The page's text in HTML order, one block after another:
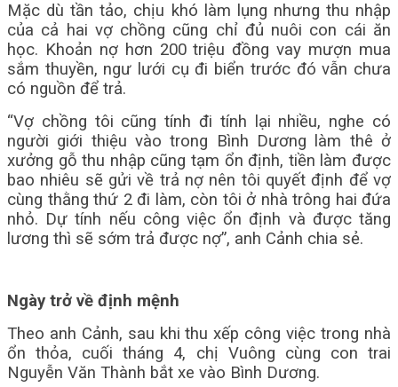
Mặc dù tần tảo, chịu khó làm lụng nhưng thu nhập
của cả hai vợ chồng cũng chỉ đủ nuôi con cái ăn
học. Khoản nợ hơn 200 triệu đồng vay mượn mua
sắm thuyền, ngư lưới cụ đi biển trước đó vẫn chưa
có nguồn để trả.
“Vợ chồng tôi cũng tính đi tính lại nhiều, nghe có
người giới thiệu vào trong Bình Dương làm thê ở
xưởng gỗ thu nhập cũng tạm ổn định, tiền làm được
bao nhiêu sẽ gửi về trả nợ nên tôi quyết định để vợ
cùng thằng thứ 2 đi làm, còn tôi ở nhà trông hai đứa
nhỏ. Dự tính nếu công việc ổn định và được tăng
lương thì sẽ sớm trả được nợ”, anh Cảnh chia sẻ.
Ngày trở về định mệnh
Theo anh Cảnh, sau khi thu xếp công việc trong nhà
ổn thỏa, cuối tháng 4, chị Vuông cùng con trai
Nguyễn Văn Thành bắt xe vào Bình Dương.